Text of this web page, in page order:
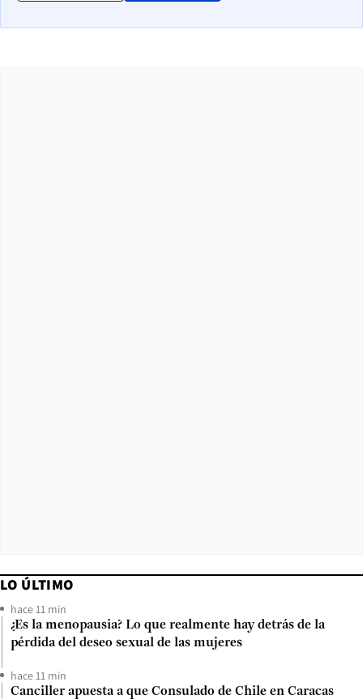
LO ÚLTIMO
hace 11 min
¿Es la menopausia? Lo que realmente hay detrás de la
pérdida del deseo sexual de las mujeres
hace 11 min
Canciller apuesta a que Consulado de Chile en Caracas